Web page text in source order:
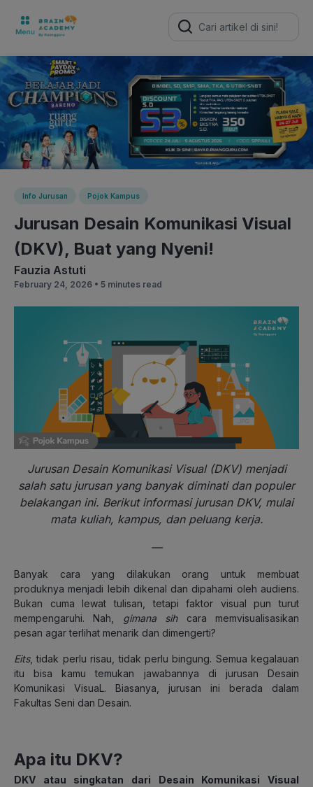
Search
for:
Info Jurusan Pojok Kampus
Jurusan Desain Komunikasi Visual
(DKV), Buat yang Nyeni!
Fauzia Astuti
February 24, 2026 • 5 minutes read
Jurusan Desain Komunikasi Visual (DKV) menjadi
salah satu jurusan yang banyak diminati dan populer
belakangan ini. Berikut informasi jurusan DKV, mulai
mata kuliah, kampus, dan peluang kerja.
—
Banyak cara yang dilakukan orang untuk membuat
produknya menjadi lebih dikenal dan dipahami oleh audiens.
Bukan cuma lewat tulisan, tetapi faktor visual pun turut
mempengaruhi. Nah, gimana sihcara memvisualisasikan
pesan agar terlihat menarik dan dimengerti?
Eits, tidak perlu risau, tidak perlu bingung. Semua kegalauan
itu bisa kamu temukan jawabannya di jurusan Desain
Komunikasi VisuaL. Biasanya, jurusan ini berada dalam
Fakultas Seni dan Desain.
Apa itu DKV?
DKV atau singkatan dari Desain Komunikasi Visual